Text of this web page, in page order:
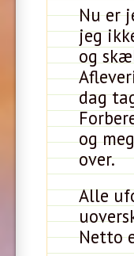
Nu er
jeg
og
dag
og
over.
Alle
Netto